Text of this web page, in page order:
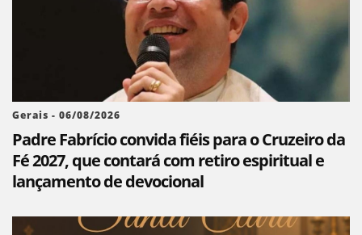
Gerais - 06/08/2026
Padre Fabrício convida fiéis para o Cruzeiro da
Fé 2027, que contará com retiro espiritual e
lançamento de devocional